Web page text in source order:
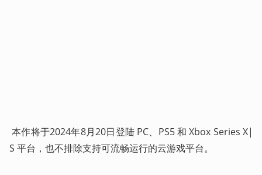
本作将于2024年8月20日登陆 PC、PS5 和 Xbox Series X|
S 平台，也不排除支持可流畅运行的云游戏平台。